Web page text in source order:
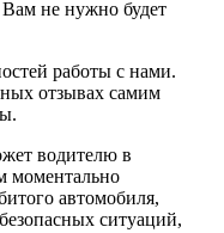
не нужно будет
работы с нами.
отзывах самим
водителю в
моментально
автомобиля,
ситуаций,